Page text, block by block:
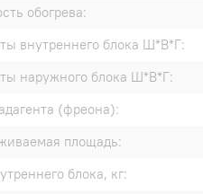
обогрева:
внутреннего блока Ш*В*Г:
наружного блока Ш*В*Г:
(фреона):
площадь:
блока, кг: